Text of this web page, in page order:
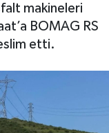
makineleri
BOMAG RS
etti.